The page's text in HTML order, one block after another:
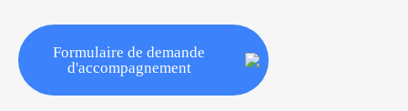
Formulaire de demande
d'accompagnement